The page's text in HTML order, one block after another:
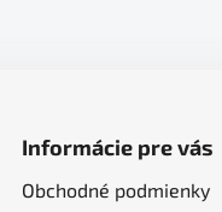
Informácie pre vás
Obchodné podmienky